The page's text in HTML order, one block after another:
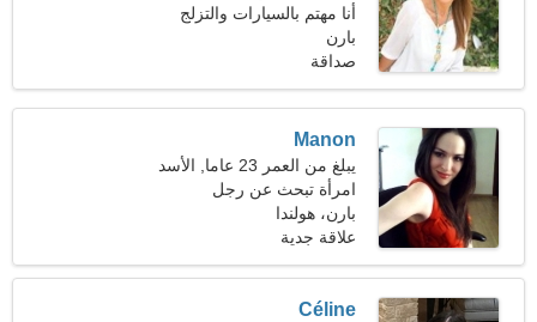
أنا مهتم بالسيارات والتزلج
على الجليد
بارن
صداقة
Manon
يبلغ من العمر 23 عاما, الأسد
امرأة تبحث عن رجل
بارن، هولندا
علاقة جدية
Céline